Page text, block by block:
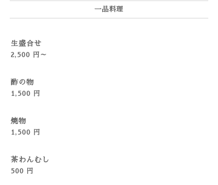
一品料理
生盛合せ
2,500 円～
酢の物
1,500 円
焼物
1,500 円
茶わんむし
500 円